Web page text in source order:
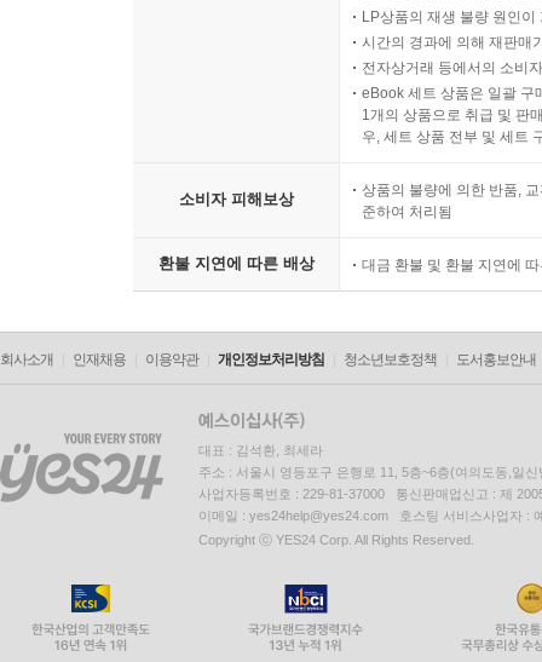
LP상품의 재생 불량 원인
시간의 경과에 의해 재판매
전자상거래 등에서의 소비
eBook 세트 상품은 일괄 구
1개의 상품으로 취급 및 판
우, 세트 상품 전부 및 세트
소비자 피해보상
상품의 불량에 의한 반품,
준하여 처리됨
환불 지연에 따른 배상 대금 환불 및 환불 지연에
회사소개 인재채용 이용약관 개인정보처리방침 청소년보호정책 도서홍보안내
대표 : 김석환, 최세라
주소 : 서울시 영등포구 은행로 11, 5층~6층(여의도동,일신
사업자등록번호 : 229-81-37000 통신판매업신고 : 제
이메일 : yes24help@yes24.com 호스팅 서비스사업자 :
Copyright ⓒ YES24 Corp. All Rights Reserved.